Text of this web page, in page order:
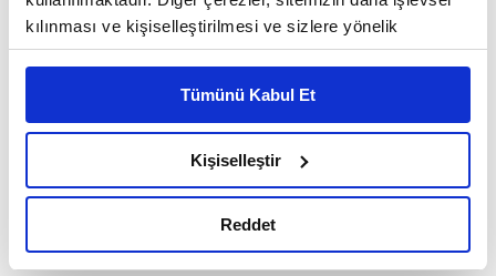
kılınması ve kişiselleştirilmesi ve sizlere yönelik
reklam/pazarlama faaliyetlerinin yapılması, amaçlarıyla
Çerezlere ilişkin tercihlerinizi çerez paneli vasıtasıyla
belirleyebilirsiniz. Çerezlere ilişkin detaylı bilgi için
Ayarlar butonuna tıklayabilir,Çerez Bilgilendirme
Metnimizi ziyaret edebilirsiniz.
okumak ve sitemizi ziyaretiniz kapsamında
Tümünü Kabul Et
Kişiselleştir
Reddet